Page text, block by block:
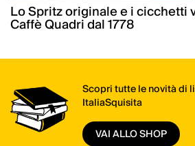
Lo Spritz originale e i cicchetti
Caffè Quadri dal 1778
Scopri tutte le novità di
ItaliaSquisita
VAI ALLO SHOP